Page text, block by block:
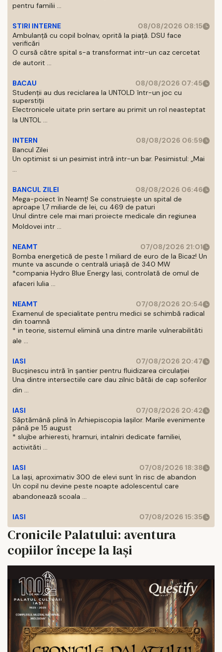
pentru familii ...
STIRI INTERNE
08/08/2026 08:15
Ambulanță cu copil bolnav, oprită la piață. DSU face
verificări
O cursă către spital s-a transformat intr-un caz cercetat
de autorit ...
BACAU
08/08/2026 07:45
Studenții au dus reciclarea la UNTOLD într-un joc cu
superstiții
Electronicele uitate prin sertare au primit un rol neasteptat
la UNTOL ...
INTERN
08/08/2026 06:59
Bancul Zilei
Un optimist si un pesimist intră intr-un bar. Pesimistul: „Mai
...
BANCUL ZILEI
08/08/2026 06:46
Mega-poiect în Neamț! Se construiește un spital de
aproape 1,7 miliarde de lei, cu 469 de paturi
Unul dintre cele mai mari proiecte medicale din regiunea
Moldovei intr ...
NEAMT
07/08/2026 21:01
Bomba energetică de peste 1 miliard de euro de la Bicaz! Un
munte va ascunde o centrală uriașă de 340 MW
*compania Hydro Blue Energy Iasi, controlată de omul de
afaceri Iulia ...
NEAMT
07/08/2026 20:54
Examenul de specialitate pentru medici se schimbă radical
din toamnă
* in teorie, sistemul elimină una dintre marile vulnerabilităti
ale ...
IASI
07/08/2026 20:47
Bucșinescu intră în șantier pentru fluidizarea circulației
Una dintre intersectiile care dau zilnic bătăi de cap soferilor
din ...
IASI
07/08/2026 20:42
Săptămână plină în Arhiepiscopia Iașilor. Marile evenimente
până pe 15 august
* slujbe arhieresti, hramuri, intalniri dedicate familiei,
activităti ...
IASI
07/08/2026 18:38
La Iași, aproximativ 300 de elevi sunt în risc de abandon
Un copil nu devine peste noapte adolescentul care
abandonează scoala ...
IASI 07/08/2026 15:35
Cronicile Palatului: aventura
copiilor începe la Iași